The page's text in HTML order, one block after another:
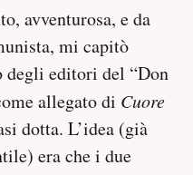
avventurosa, e da
mi capitò
degli editori del “Don
allegato di Cuore
dotta. L’idea (già
era che i due